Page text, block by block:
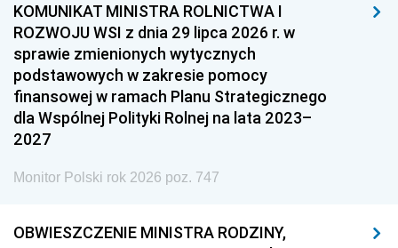
KOMUNIKAT MINISTRA ROLNICTWA I
ROZWOJU WSI z dnia 29 lipca 2026 r. w
sprawie zmienionych wytycznych
podstawowych w zakresie pomocy
finansowej w ramach Planu Strategicznego
dla Wspólnej Polityki Rolnej na lata 2023–
2027
Monitor Polski rok 2026 poz. 747
OBWIESZCZENIE MINISTRA RODZINY,